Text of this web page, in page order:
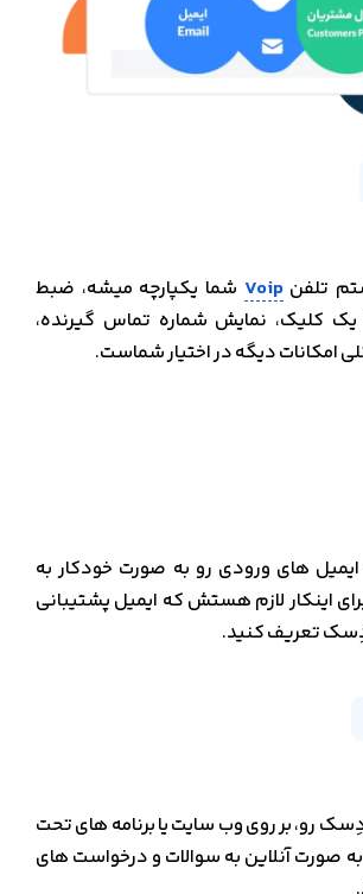
دِسک رو، بر روی وب سایت یا برنامه های تحت
صورت آنلاین به سوالات و درخواست های
تلفنVoip شما یکپارچه میشه، ضبط
یک کلیک، نمایش شماره تماس گیرنده،
امکانات دیگه در اختیار شماست.
های ورودی رو به صورت خودکار به
اینکار لازم هستش که ایمیل پشتیبانی
دِسک تعریف کنید.